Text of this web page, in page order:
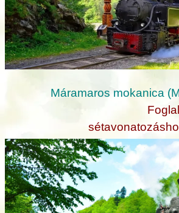
Máramaros mokanica